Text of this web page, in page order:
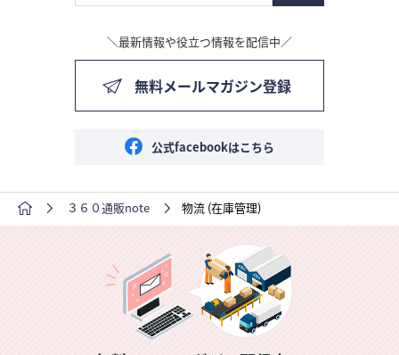
＼最新情報や役立つ情報を配信中／
無料メールマガジン登録
公式facebookはこちら
３６０通販note 物流 (在庫管理)